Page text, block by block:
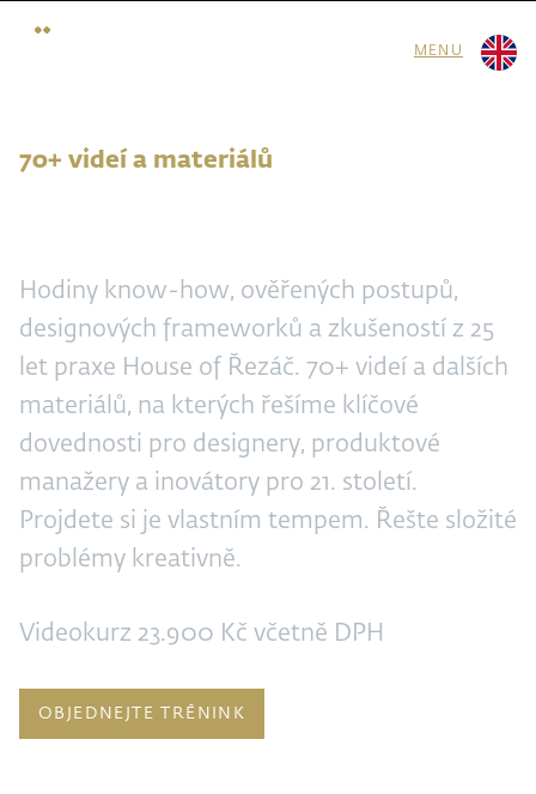
MENU
70+ videí a materiálů
Hodiny know-how, ověřených postupů,
designových frameworků a zkušeností z 25
let praxe House of Řezáč. 70+ videí a dalších
materiálů, na kterých řešíme klíčové
dovednosti pro designery, produktové
manažery a inovátory pro 21. století.
Projdete si je vlastním tempem. Řešte složité
problémy kreativně.
Videokurz 23.900 Kč včetně DPH
OBJEDNEJTE TRÉNINK